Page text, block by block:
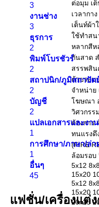
3
งานช่าง
3
ธุรการ
2
พิมพ์โบรชัวร์
2
สถาปนิก/ภูมิสถาปัต
2
บัญชี
2
แปลเอกสารและงา
1
การศึกษา/ภาษา/ล่า
1
อื่นๆ
45
แฟชั่น/เครื่องแต่